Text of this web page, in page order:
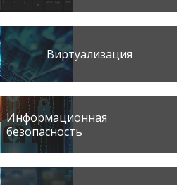
Виртуализация
Информационная
безопасность